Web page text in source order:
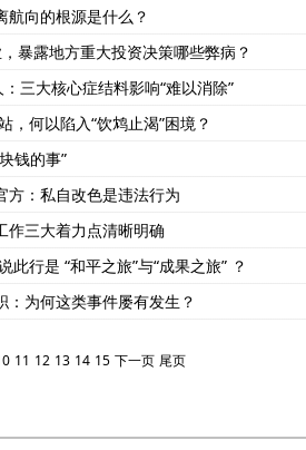
航向的根源是什么？
暴露地方重大投资决策哪些弊病？
三大核心症结料影响“难以消除”
，何以陷入“饮鸩止渴”困境？
钱的事”
方：私自改色是违法行为
作三大着力点清晰明确
行是 “和平之旅”与“成果之旅” ？
：为何这类事件屡有发生？
11 12 13 14 15 下一页 尾页